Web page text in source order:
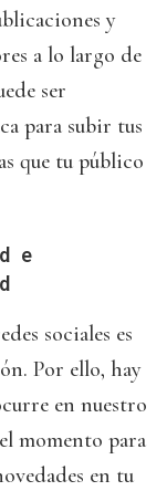
y
a lo largo de
ser
para subir tus
que tu público
e
sociales es
Por ello, hay
en nuestro
momento para
en tu